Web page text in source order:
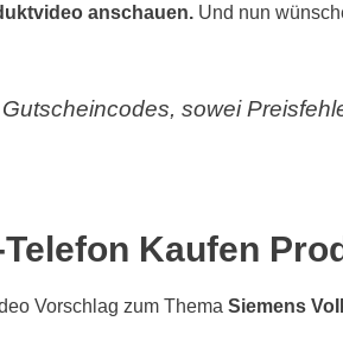
anschauen. Und nun
sowei
Kaufen
Vorschlag zum Thema Siemens